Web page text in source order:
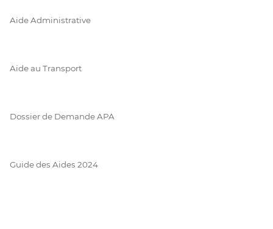
Aide Administrative
Aide au Transport
Dossier de Demande APA
Guide des Aides 2024